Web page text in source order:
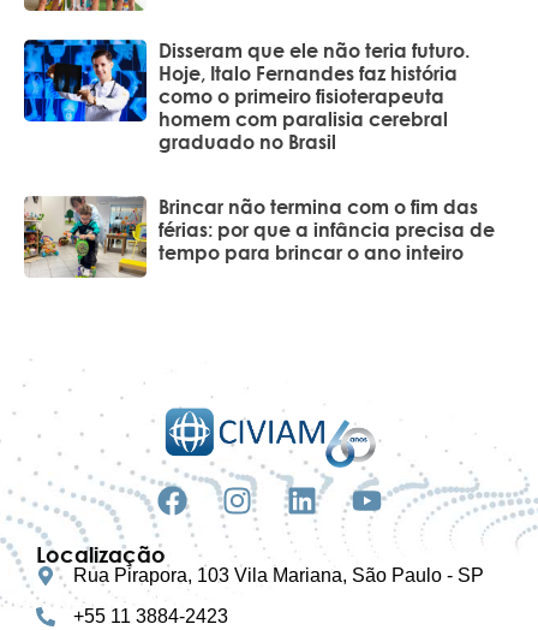
Disseram que ele não teria futuro.
Hoje, Italo Fernandes faz história
como o primeiro fisioterapeuta
homem com paralisia cerebral
graduado no Brasil
Brincar não termina com o fim das
férias: por que a infância precisa de
tempo para brincar o ano inteiro
Localização
Rua Pirapora, 103 Vila Mariana, São Paulo - SP
+55 11 3884-2423